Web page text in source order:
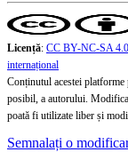
Licență: CC BY-NC-SA
internațional
Conținutul acestei
posibil, a autorului.
poată fi utilizate liber și
Semnalați o